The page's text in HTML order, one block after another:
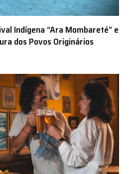
Indígena “Ara Mombareté” e
dos Povos Originários